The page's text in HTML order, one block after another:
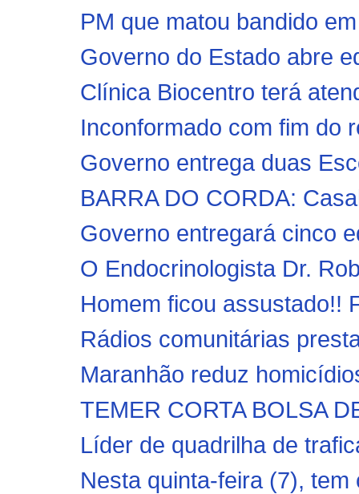
PM que matou bandido
Governo do Estado abre
Clínica Biocentro terá
Inconformado com fim do
Governo entrega duas
BARRA DO CORDA:
Governo entregará cinco
O Endocrinologista Dr.
Homem ficou assustado!!
Rádios comunitárias
Maranhão reduz
TEMER CORTA BOLSA
Líder de quadrilha de
Nesta quinta-feira (7),